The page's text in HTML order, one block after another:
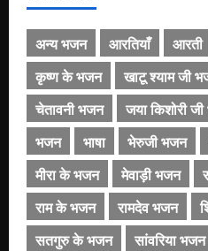
अन्य भजन आरतियाँ आरती
कृष्ण के भजन
खाटू श्याम जी
चेतावनी भजन
जया किशोरी
भजन
भाषा भेरुजी भजन
मीरा के भजन
मेवाड़ी भजन
राम के भजन
रामदेव भजन
सतगुरु के भजन
सांवरिया भजन